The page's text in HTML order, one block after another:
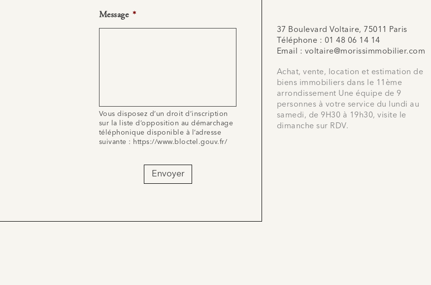
Message *
Vous disposez d’un droit d’inscription
sur la liste d’opposition au démarchage
téléphonique disponible à l’adresse
suivante : https://www.bloctel.gouv.fr/
Envoyer
37 Boulevard Voltaire, 75011 Paris
Téléphone : 01 48 06 14 14
Email : voltaire@morissimmobilier.com
Achat, vente, location et estimation de
biens immobiliers dans le 11ème
arrondissement Une équipe de 9
personnes à votre service du lundi au
samedi, de 9H30 à 19h30, visite le
dimanche sur RDV.